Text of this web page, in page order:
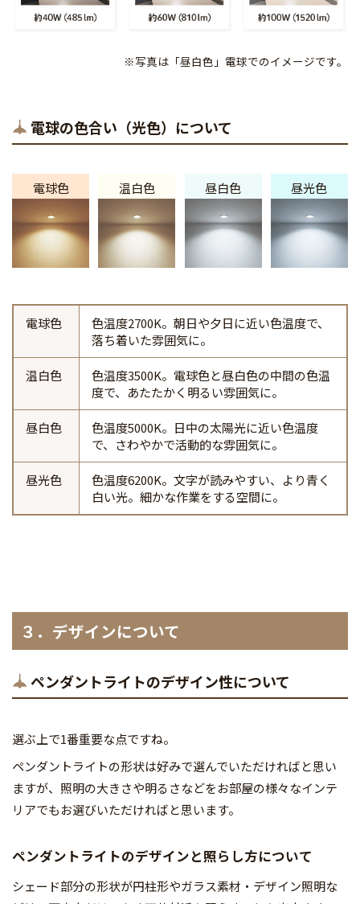
※写真は「昼白色」電球でのイメージです。
電球の色合い（光色）について
電球色 温白色 昼白色 昼光色
電球色
色温度2700K。朝日や夕日に近い色温度で、
落ち着いた雰囲気に。
温白色
色温度3500K。電球色と昼白色の中間の色温
度で、あたたかく明るい雰囲気に。
昼白色
色温度5000K。日中の太陽光に近い色温度
で、さわやかで活動的な雰囲気に。
昼光色
色温度6200K。文字が読みやすい、より青く
白い光。細かな作業をする空間に。
３．デザインについて
ペンダントライトのデザイン性について
選ぶ上で1番重要な点ですね。
ペンダントライトの形状は好みで選んでいただければと思い
ますが、照明の大きさや明るさなどをお部屋の様々なインテ
リアでもお選びいただければと思います。
ペンダントライトのデザインと照らし方について
シェード部分の形状が円柱形やガラス素材・デザイン照明な